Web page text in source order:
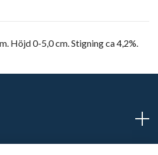
Höjd 0-5,0 cm. Stigning ca 4,2%.